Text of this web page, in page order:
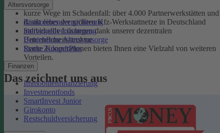
Altersvorsorge
Risikolebensversicherung
Sterbegeldversicherung
Betriebliche Altersvorsorge
Rente ZukunftPlus
Finanzen
Immobilienfinanzierung
Investmentfonds
SmartInvest Junior
Girokonto
Restschuldversicherung
kurze Wege im Schadenfall: über 4.000 Partnerwerkstätten und
damit eines der größten Kfz-Werkstattnetze in Deutschland
individuelle Lösungen dank unserer dezentralen
Unternehmensstruktur
Starke Kooperationen bieten Ihnen eine Vielzahl von weiteren
Vorteilen.
Das zeichnet uns aus